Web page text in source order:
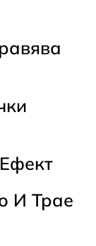
И Трае